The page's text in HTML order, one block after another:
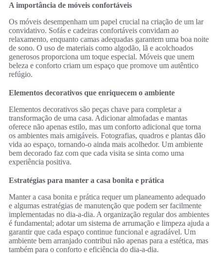
A importância de móveis confortáveis
Os móveis desempenham um papel crucial na criação de um lar
convidativo. Sofás e cadeiras confortáveis convidam ao
relaxamento, enquanto camas adequadas garantem uma boa noite
de sono. O uso de materiais como algodão, lã e acolchoados
generosos proporciona um toque especial. Móveis que unem
beleza e conforto criam um espaço que promove um autêntico
refúgio.
Elementos decorativos que enriquecem o ambiente
Elementos decorativos são peças chave para completar a
transformação de uma casa. Adicionar almofadas e mantas
oferece não apenas estilo, mas um conforto adicional que torna
os ambientes mais amigáveis. Fotografias, quadros e plantas dão
vida ao espaço, tornando-o ainda mais acolhedor. Um ambiente
bem decorado faz com que cada visita se sinta como uma
experiência positiva.
Estratégias para manter a casa bonita e prática
Manter a casa bonita e prática requer um planeamento adequado
e algumas estratégias de manutenção que podem ser facilmente
implementadas no dia-a-dia. A organização regular dos ambientes
é fundamental; adotar um sistema de arrumação e limpeza ajuda a
garantir que cada espaço continue funcional e agradável. Um
ambiente bem arranjado contribui não apenas para a estética, mas
também para o conforto e eficiência do dia-a-dia.